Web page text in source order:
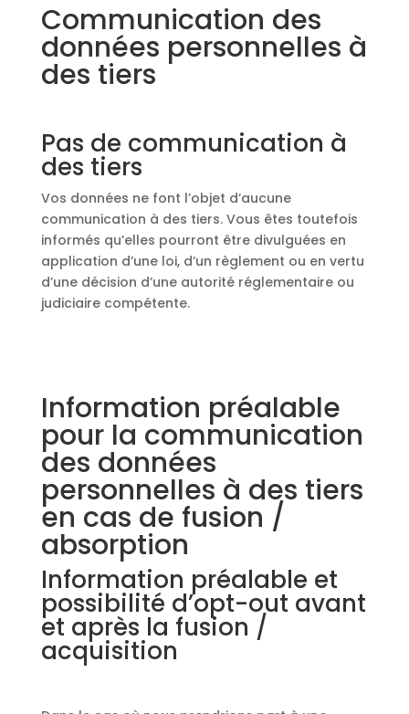
Communication des
données personnelles à
des tiers
Pas de communication à
des tiers
Vos données ne font l’objet d’aucune
communication à des tiers. Vous êtes toutefois
informés qu’elles pourront être divulguées en
application d’une loi, d’un règlement ou en vertu
d’une décision d’une autorité réglementaire ou
judiciaire compétente.
Information préalable
pour la communication
des données
personnelles à des tiers
en cas de fusion /
absorption
Information préalable et
possibilité d’opt-out avant
et après la fusion /
acquisition